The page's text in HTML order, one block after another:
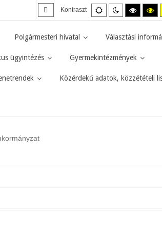
Kontraszt
Alapértelmezett
mód
Éjszakai
mód
Magas
mód.
Polgármesteri hivatal Választási
ügyintézés Gyermekintézmények
Közérdekű adatok, közzétételi